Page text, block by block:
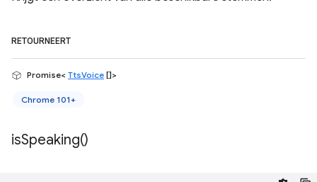
RETOURNEERT
Promise< TtsVoice []>
Chrome 101+
isSpeaking()